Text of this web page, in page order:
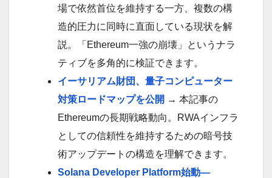
場で依然首位を維持する一方、複数の構
造的圧力に同時に直面している現状を解
説。「Ethereum一強の崩壊」というナラ
ティブを多角的に検証できます。
イーサリアム財団、量子コンピューター
対策ロードマップを公開 → 本記事の
Ethereumの長期戦略動向。RWAインフラ
としての信頼性を維持するための暗号技
術アップデートの構造を理解できます。
Solana Developer Platform始動—